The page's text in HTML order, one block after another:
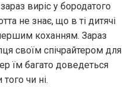
виріс у бородатого
не знає, що в ті дитячі
коханням. Зараз
своїм спічрайтером для
їм багато доведеться
чи ні.